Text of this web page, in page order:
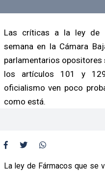
Las críticas a la ley de
semana en la Cámara
parlamentarios opositores
los artículos 101 y
oficialismo ven poco
como está.
La ley de Fármacos que se